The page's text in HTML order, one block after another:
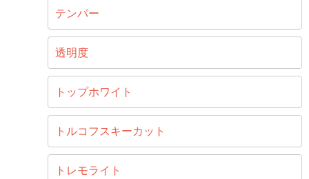
テンパー
透明度
トップホワイト
トルコフスキーカット
トレモライト